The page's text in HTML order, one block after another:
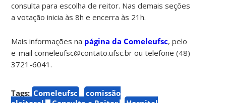
consulta para escolha de reitor. Nas demais seções
a votação inicia às 8h e encerra às 21h.
Mais informações na página da Comeleufsc, pelo
e-mail comeleufsc@contato.ufsc.br ou telefone (48)
3721-6041.
Tags: Comeleufsc
comissão